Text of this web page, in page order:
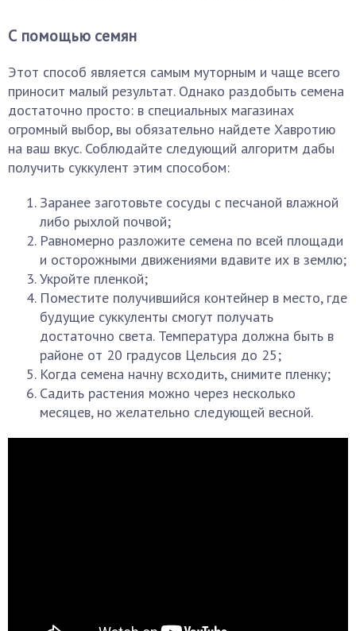
С помощью семян
Этот способ является самым муторным и чаще всего
приносит малый результат. Однако раздобыть семена
достаточно просто: в специальных магазинах
огромный выбор, вы обязательно найдете Хавротию
на ваш вкус. Соблюдайте следующий алгоритм дабы
получить суккулент этим способом:
Заранее заготовьте сосуды с песчаной влажной
либо рыхлой почвой;
Равномерно разложите семена по всей площади
и осторожными движениями вдавите их в землю;
Укройте пленкой;
Поместите получившийся контейнер в место, где
будущие суккуленты смогут получать
достаточно света. Температура должна быть в
районе от 20 градусов Цельсия до 25;
Когда семена начну всходить, снимите пленку;
Садить растения можно через несколько
месяцев, но желательно следующей весной.